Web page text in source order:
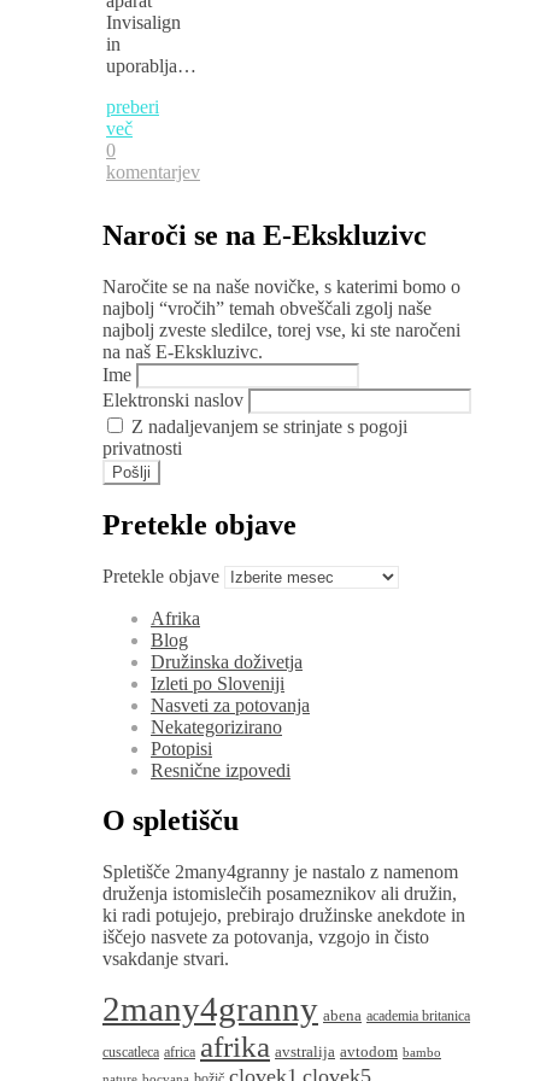
Invisalign
in
uporablja…
preberi
več
0
komentarjev
Naroči se na E-Ekskluzivc
Naročite se na naše novičke, s katerimi bomo o
najbolj “vročih” temah obveščali zgolj naše
najbolj zveste sledilce, torej vse, ki ste naročeni
na naš E-Ekskluzivc.
Ime
Elektronski naslov
Z nadaljevanjem se strinjate s pogoji
privatnosti
Pretekle objave
Pretekle objave
Afrika
Blog
Družinska doživetja
Izleti po Sloveniji
Nasveti za potovanja
Nekategorizirano
Potopisi
Resnične izpovedi
O spletišču
Spletišče 2many4granny je nastalo z namenom
druženja istomislečih posameznikov ali družin,
ki radi potujejo, prebirajo družinske anekdote in
iščejo nasvete za potovanja, vzgojo in čisto
vsakdanje stvari.
2many4granny abena academia britanica
cuscatleca africa afrika avstralija avtodom bambo